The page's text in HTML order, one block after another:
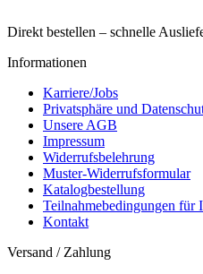
Direkt bestellen – schnelle
Informationen
Karriere/Jobs
Privatsphäre und
Unsere AGB
Impressum
Widerrufsbelehrung
Muster-Widerrufsformular
Katalogbestellung
Teilnahmebedingungen für
Kontakt
Versand / Zahlung